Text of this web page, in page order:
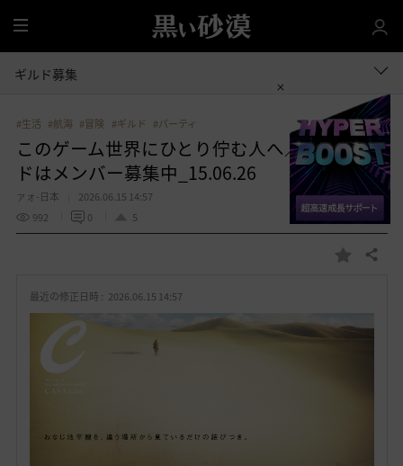
全
体
ギルド募集
#生活 #航海 #冒険 #ギルド #パーティ
このゲーム世界にひとり佇む人へ／CASAギル
ドはメンバー募集中_15.06.26
ァォ-日本
2026.06.15 14:57
992
0 5
お
入
共有する
最近の修正日時 : 2026.06.15 14:57